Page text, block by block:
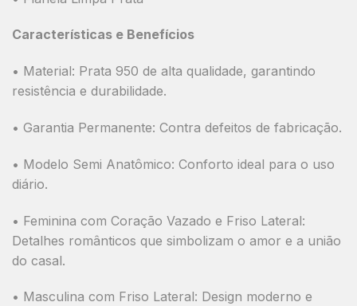
Características e Benefícios
• Material: Prata 950 de alta qualidade, garantindo
resistência e durabilidade.
• Garantia Permanente: Contra defeitos de fabricação.
• Modelo Semi Anatômico: Conforto ideal para o uso
diário.
• Feminina com Coração Vazado e Friso Lateral:
Detalhes românticos que simbolizam o amor e a união
do casal.
• Masculina com Friso Lateral: Design moderno e